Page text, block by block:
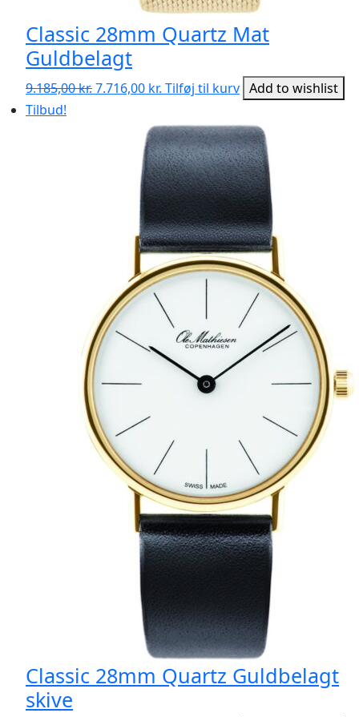
Classic 28mm Quartz Mat
Guldbelagt
9.185,00kr.Den
9.185,00 kr..
7.716,00 kr. Den
pris
er:
7.716,00 kr..
Tilføj til kurv Add to wishlist
Tilbud!
Classic 28mm Quartz Guldbelagt
skive